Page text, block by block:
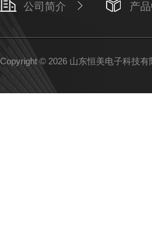
公司简介 产
Copyright © 2026 山东恒美电子科技